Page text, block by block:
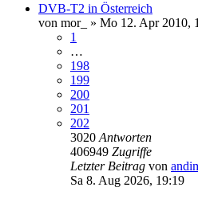
DVB-T2 in Österreich
von mor_ » Mo 12. Apr 2010,
1
…
198
199
200
201
202
3020 Antworten
406949 Zugriffe
Letzter Beitrag von
Sa 8. Aug 2026, 19:19